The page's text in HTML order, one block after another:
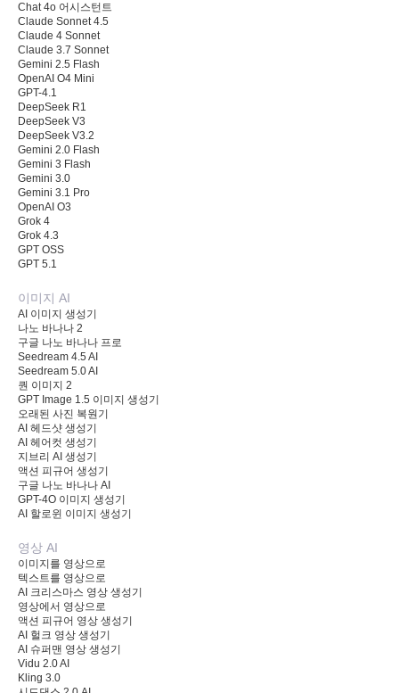
Chat 4o 어시스턴트
Claude Sonnet 4.5
Claude 4 Sonnet
Claude 3.7 Sonnet
Gemini 2.5 Flash
OpenAI O4 Mini
GPT-4.1
DeepSeek R1
DeepSeek V3
DeepSeek V3.2
Gemini 2.0 Flash
Gemini 3 Flash
Gemini 3.0
Gemini 3.1 Pro
OpenAI O3
Grok 4
Grok 4.3
GPT OSS
GPT 5.1
이미지 AI
AI 이미지 생성기
나노 바나나 2
구글 나노 바나나 프로
Seedream 4.5 AI
Seedream 5.0 AI
퀀 이미지 2
GPT Image 1.5 이미지 생성기
오래된 사진 복원기
AI 헤드샷 생성기
AI 헤어컷 생성기
지브리 AI 생성기
액션 피규어 생성기
구글 나노 바나나 AI
GPT-4O 이미지 생성기
AI 할로윈 이미지 생성기
영상 AI
이미지를 영상으로
텍스트를 영상으로
AI 크리스마스 영상 생성기
영상에서 영상으로
액션 피규어 영상 생성기
AI 헐크 영상 생성기
AI 슈퍼맨 영상 생성기
Vidu 2.0 AI
Kling 3.0